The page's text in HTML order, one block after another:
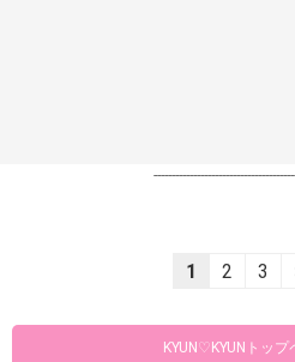
1 2 3
KYUN♡KYUNトッ